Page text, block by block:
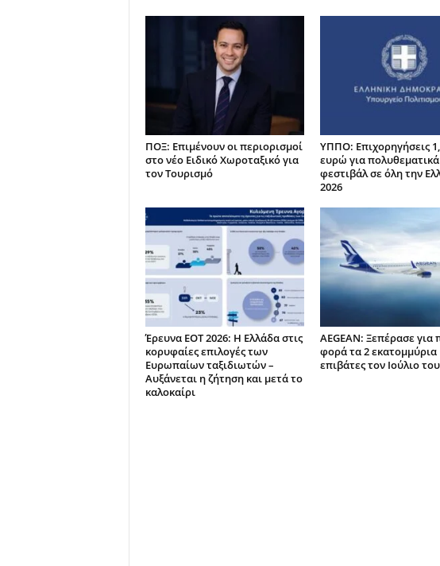
ΠΟΞ: Επιμένουν οι περιορισμοί
στο νέο Ειδικό Χωροταξικό για
τον Τουρισμό
ΥΠΠΟ: Επιχορηγήσεις
ευρώ για πολυθεματικά
φεστιβάλ σε όλη την
2026
Έρευνα ΕΟΤ 2026: Η Ελλάδα στις
κορυφαίες επιλογές των
Ευρωπαίων ταξιδιωτών –
Αυξάνεται η ζήτηση και μετά το
καλοκαίρι
AEGEAN: Ξεπέρασε για
φορά τα 2 εκατομμύρια
επιβάτες τον Ιούλιο